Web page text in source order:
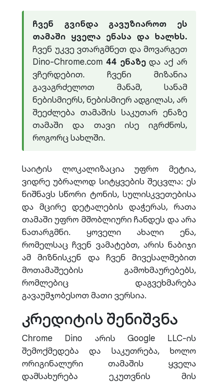
ჩვენ გვინდა გავუზიაროთ ეს
თამაში ყველა ენასა და ხალხს.
ჩვენ უკვე ვთარგმნეთ და მოვარგეთ
Dino-Chrome.com 44 ენაზედა აქ არ
ვჩერდებით. ჩვენი მიზანია
გავაგრძელოთ მანამ, სანამ
ნებისმიერს, ნებისმიერ ადგილას, არ
შეეძლება თამაშის საკუთარ ენაზე
თამაში და თავი ისე იგრძნოს,
როგორც სახლში.
საიტის ლოკალიზაცია უფრო მეტია,
ვიდრე უბრალოდ სიტყვების შეცვლა: ეს
ნიშნავს სწორი ტონის, სულისკვეთებისა
და მცირე დეტალების დაჭერას, რათა
თამაში უფრო მშობლიური ჩანდეს და არა
ნათარგმნი. ყოველი ახალი ენა,
რომელსაც ჩვენ ვამატებთ, არის ნაბიჯი
ამ მიზნისკენ და ჩვენ მივესალმებით
მოთამაშეების გამოხმაურებებს,
რომლებიც დაგვეხმარება
გავაუმჯობესოთ მათი ვერსია.
კრედიტის შენიშვნა
Chrome Dino არის Google LLC-ის
შემოქმედება და საკუთრება, ხოლო
ორიგინალური თამაშის ყველა
დამსახურება ეკუთვნის მის